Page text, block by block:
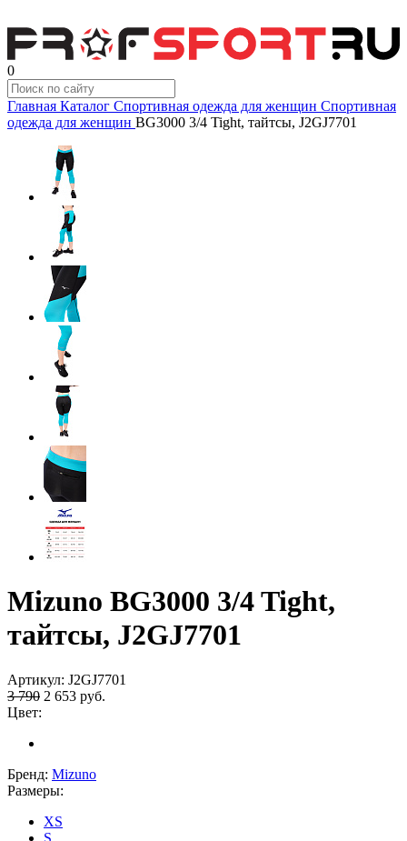
0
Главная Каталог Спортивная одежда для женщин Спортивная
одежда для женщин BG3000 3/4 Tight, тайтсы, J2GJ7701
Mizuno BG3000 3/4 Tight,
тайтсы, J2GJ7701
Артикул: J2GJ7701
3 790 2 653 руб.
Цвет:
Бренд: Mizuno
Размеры:
XS
S